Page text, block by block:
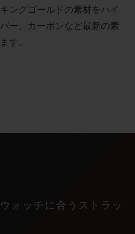
ングゴールドの素材をハイ
ー、カーボンなど最新の素
す。
ォッチに合うストラッ